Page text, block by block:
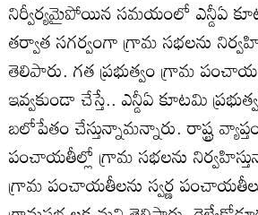
నిర్వీర్యమైపోయిన సమయంలో ఎన్డీఏ
తర్వాత సగర్వంగా గ్రామ సభలను
తెలిపారు. గత ప్రభుత్వం గ్రామ
ఇవ్వకుండా చేస్తే.. ఎన్డీఏ కూటమి
బలోపేతం చేస్తున్నామన్నారు. రాష్ట్ర
పంచాయతీల్లో గ్రామ సభలను
గ్రామ పంచాయతీలను స్వర్ణ